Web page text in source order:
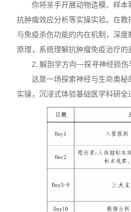
你将亲手开展动物造模、样
抗肿瘤效应分析等实操实验。在
与免疫杀伤功能的内在机制，深
原理，系统理解抗肿瘤免疫治疗的
2. 解剖学方向—探寻神经损伤
这是一场探索神经与生命奥
实操，沉浸式体验基础医学科研